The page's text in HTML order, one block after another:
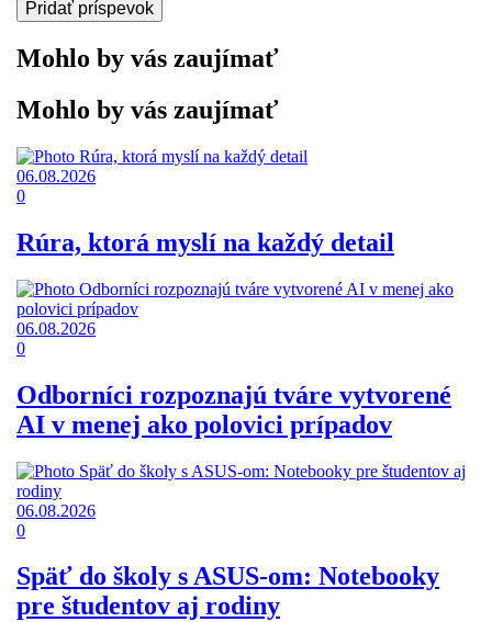
Mohlo by vás zaujímať
Mohlo by vás zaujímať
06.08.2026
0
Rúra, ktorá myslí na každý detail
06.08.2026
0
Odborníci rozpoznajú tváre vytvorené
AI v menej ako polovici prípadov
06.08.2026
0
Späť do školy s ASUS-om: Notebooky
pre študentov aj rodiny